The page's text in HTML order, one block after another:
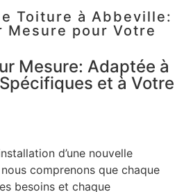
Toiture à Abbeville:
Mesure pour Votre
Mesure: Adaptée à
et à Votre
d’une nouvelle
comprenons que chaque
besoins et chaque